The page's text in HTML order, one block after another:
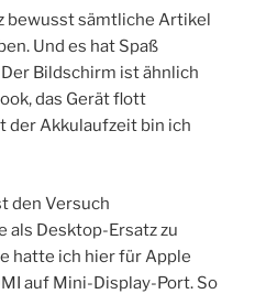
bewusst sämtliche Artikel
Und es hat Spaß
Bildschirm ist ähnlich
das Gerät flott
der Akkulaufzeit bin ich
den Versuch
als Desktop-Ersatz zu
hatte ich hier für Apple
auf Mini-Display-Port. So